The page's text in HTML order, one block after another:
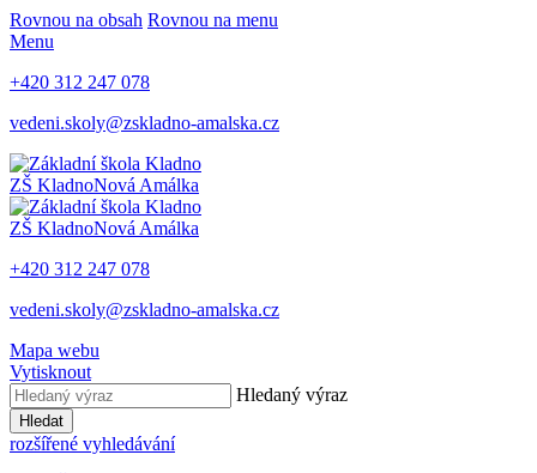
Rovnou na obsah Rovnou na menu
Menu
+420 312 247 078
vedeni.skoly@zskladno-amalska.cz
ZŠ KladnoNová Amálka
ZŠ KladnoNová Amálka
+420 312 247 078
vedeni.skoly@zskladno-amalska.cz
Mapa webu
Vytisknout
Hledaný výraz
Hledat
rozšířené vyhledávání